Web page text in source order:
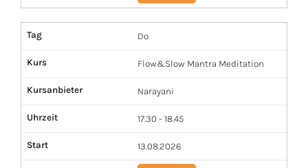
Tag Do
Kurs Flow&Slow Mantra Meditation
Kursanbieter Narayani
Uhrzeit 17.30 - 18.45
Start 13.08.2026